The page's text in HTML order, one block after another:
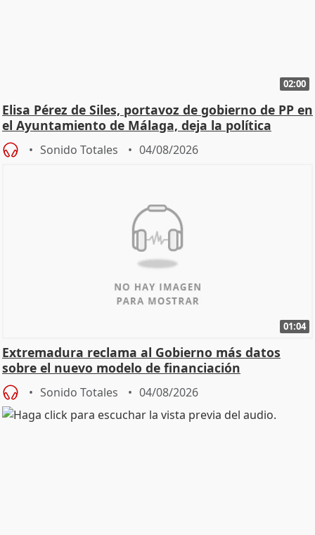
02:00
Elisa Pérez de Siles, portavoz de gobierno de PP en
el Ayuntamiento de Málaga, deja la política
Sonido Totales 04/08/2026
01:04
Extremadura reclama al Gobierno más datos
sobre el nuevo modelo de financiación
Sonido Totales 04/08/2026